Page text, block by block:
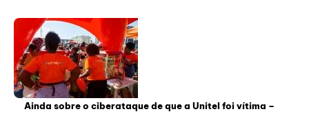
Ainda sobre o ciberataque de que a Unitel foi vítima –